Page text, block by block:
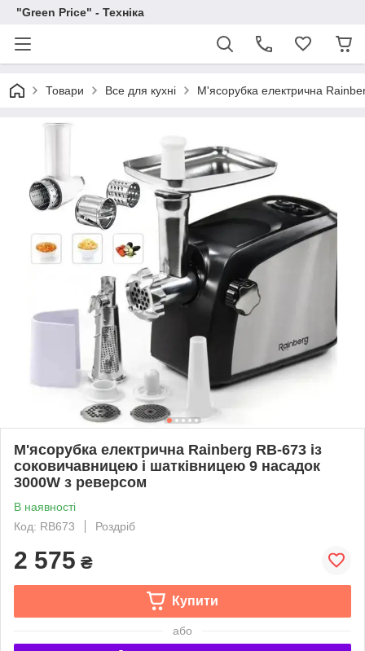
"Green Price" - Техніка
Товари Все для кухні М'ясорубка електрична
М'ясорубка електрична Rainberg RB-673 із
соковичавницею і шатківницею 9 насадок
3000W з реверсом
В наявності
Код: RB673
Роздріб
2 575 ₴
Купити
або